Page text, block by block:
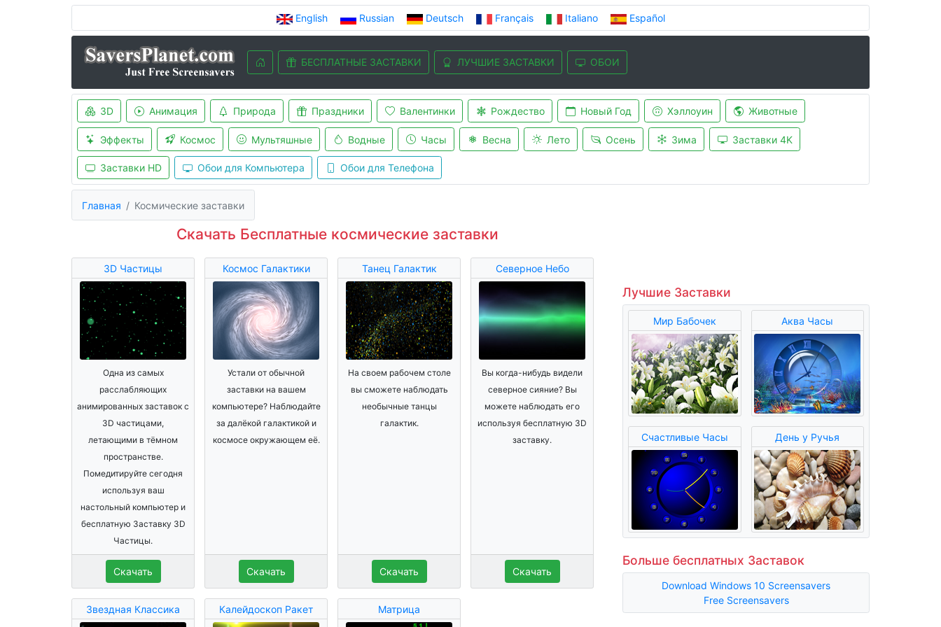
English Russian Deutsch Français Italiano Español
БЕСПЛАТНЫЕ ЗАСТАВКИ ЛУЧШИЕ ЗАСТАВКИ ОБОИ
3D Анимация Природа Праздники Валентинки Рождество Новый Год Хэллоуин Животные
Эффекты Космос Мультяшные Водные Часы Весна Лето Осень Зима Заставки 4K
Заставки HD Обои для Компьютера Обои для Телефона
Главная Космические заставки
Скачать Бесплатные космические заставки
3D Частицы
Одна из самых
расслабляющих
анимированных заставок с
3D частицами,
летающими в тёмном
пространстве.
Помедитируйте сегодня
используя ваш
настольный компьютер и
бесплатную Заставку 3D
Частицы.
Скачать
Космос Галактики
Устали от обычной
заставки на вашем
компьютере? Наблюдайте
за далёкой галактикой и
космосе окружающем её.
Скачать
Танец Галактик
На своем рабочем столе
вы сможете наблюдать
необычные танцы
галактик.
Скачать
Северное Небо
Вы когда-нибудь видели
северное сияние? Вы
можете наблюдать его
используя бесплатную 3D
заставку.
Скачать
Звездная Классика Калейдоскоп Ракет Матрица
Лучшие Заставки
Мир Бабочек Аква Часы
Счастливые Часы День у Ручья
Больше бесплатных Заставок
Download Windows 10 Screensavers
Free Screensavers